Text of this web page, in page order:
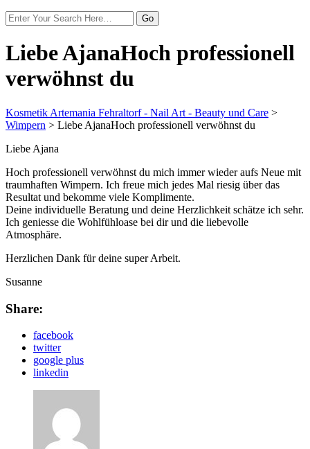
Liebe AjanaHoch professionell
verwöhnst du
Kosmetik Artemania Fehraltorf - Nail Art - Beauty und Care >
Wimpern > Liebe AjanaHoch professionell verwöhnst du
Liebe Ajana
Hoch professionell verwöhnst du mich immer wieder aufs Neue mit
traumhaften Wimpern. Ich freue mich jedes Mal riesig über das
Resultat und bekomme viele Komplimente.
Deine individuelle Beratung und deine Herzlichkeit schätze ich sehr.
Ich geniesse die Wohlfühloase bei dir und die liebevolle
Atmosphäre.
Herzlichen Dank für deine super Arbeit.
Susanne
Share:
facebook
twitter
google plus
linkedin